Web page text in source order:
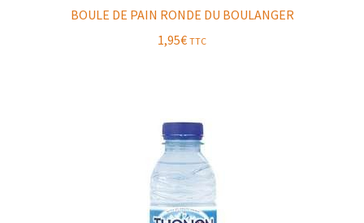
BOULE DE PAIN RONDE DU BOULANGER
1,95€ TTC